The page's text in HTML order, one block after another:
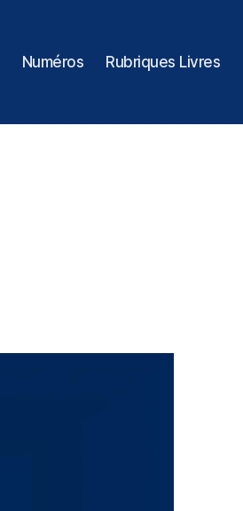
Numéros Rubriques Livres